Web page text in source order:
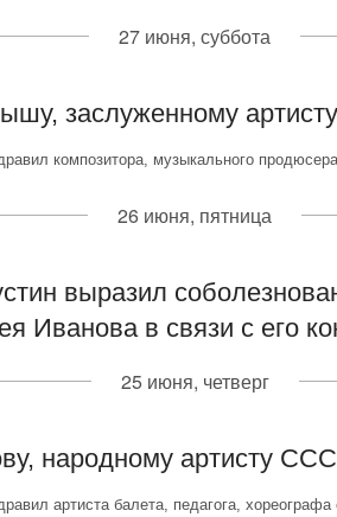
27 июня, суббота
заслуженному
композитора, музыкального
26 июня, пятница
выразил
Иванова в связи с его
25 июня, четверг
народному артисту
артиста балета, педагога,